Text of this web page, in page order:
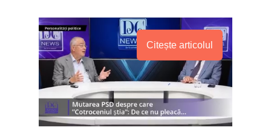
Citește articolul